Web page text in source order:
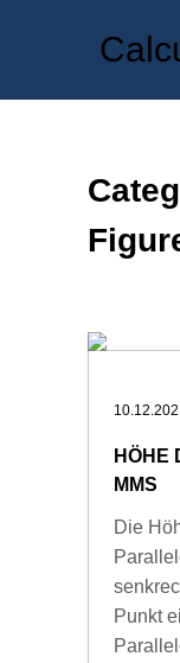
HÖHE
MMS
Die
Punkt